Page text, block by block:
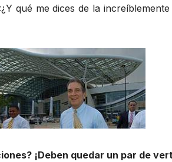
qué me dices de la
¡Deben quedar un par de